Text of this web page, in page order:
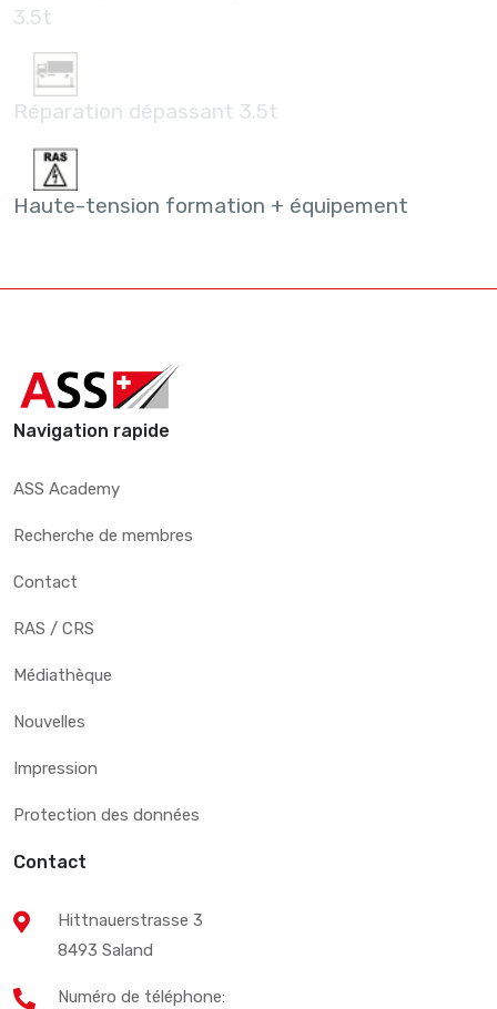
3.5t
Réparation dépassant 3.5t
Haute-tension formation + équipement
Navigation rapide
ASS Academy
Recherche de membres
Contact
RAS / CRS
Médiathèque
Nouvelles
Impression
Protection des données
Contact
Hittnauerstrasse 3
8493 Saland
Numéro de téléphone: